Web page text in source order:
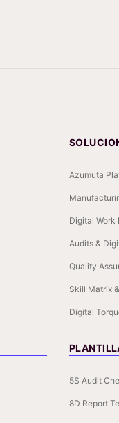
Azumuta
Digital Work
Audits &
Quality
Skill Matrix
Digital
5S Audit
8D Report